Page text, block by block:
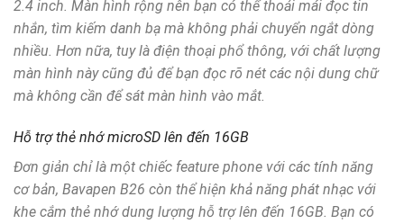
2.4 inch. Màn hình rộng nên bạn có thể thoải mái đọc tin
nhắn, tìm kiếm danh bạ mà không phải chuyển ngắt dòng
nhiều. Hơn nữa, tuy là điện thoại phổ thông, với chất lượng
màn hình này cũng đủ để bạn đọc rõ nét các nội dung chữ
mà không cần để sát màn hình vào mắt.
Hỗ trợ thẻ nhớ microSD lên đến 16GB
Đơn giản chỉ là một chiếc feature phone với các tính năng
cơ bản, Bavapen B26 còn thể hiện khả năng phát nhạc với
khe cắm thẻ nhớ dung lượng hỗ trợ lên đến 16GB. Bạn có